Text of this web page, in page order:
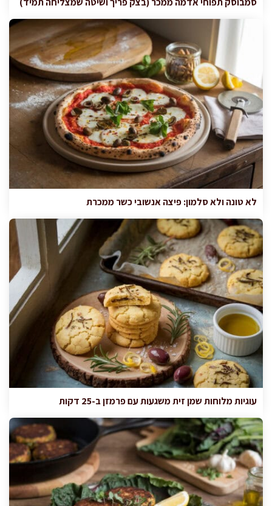
לא טונה ולא סלמון: פיצה אנשובי כשר ממכרת
עוגיות מלוחות שמן זית משגעות עם פרמזן ב-25 דקות